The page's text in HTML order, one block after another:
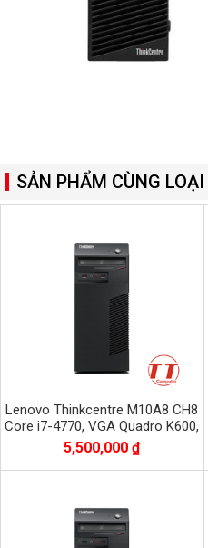
SẢN PHẨM CÙNG LOẠI
Lenovo Thinkcentre M10A8 CH8
Core i7-4770, VGA Quadro K600,
Ram 8GB, SSD 120GB + HDD
500GB
5,500,000 ₫